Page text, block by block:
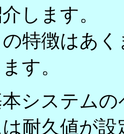
します。
特徴はあ
す。
システム
耐久値が